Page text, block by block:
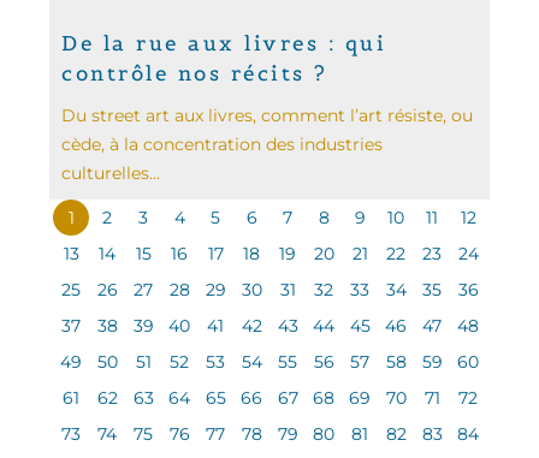
De la rue aux livres : qui
contrôle nos récits ?
Du street art aux livres, comment l’art résiste, ou
cède, à la concentration des industries
culturelles...
1 2 3 4 5 6 7 8 9 10 11
12
13
14 15 16 17 18 19 20 21 22 23
24
25
26 27 28 29 30 31 32 33 34 35
36
37
38 39 40 41 42 43 44 45 46 47
48
49
50 51 52 53 54 55 56 57 58 59
60
61
62 63 64 65 66 67 68 69 70 71
72
73
74 75 76 77 78 79 80 81 82 83
84